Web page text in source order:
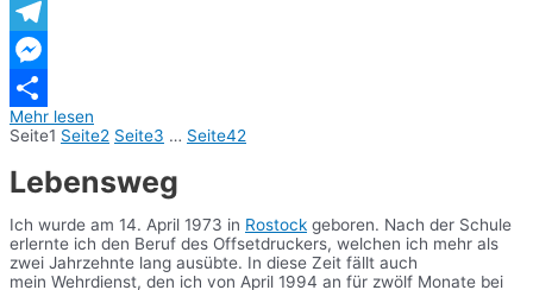
WhatsApp
Telegram
Messenger
Teilen
Mehr lesen
Seite1 Seite2 Seite3 … Seite42
Lebensweg
Ich wurde am 14. April 1973 in Rostock geboren. Nach der Schule
erlernte ich den Beruf des Offsetdruckers, welchen ich mehr als
zwei Jahrzehnte lang ausübte. In diese Zeit fällt auch
mein Wehrdienst, den ich von April 1994 an für zwölf Monate bei